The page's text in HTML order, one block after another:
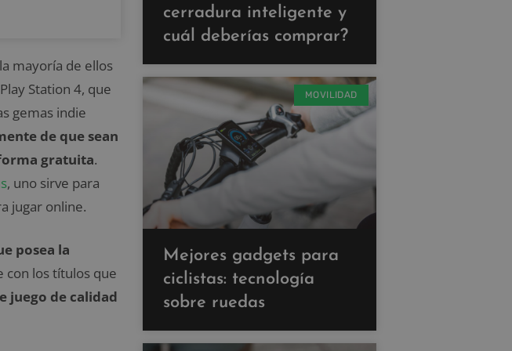
mayoría de ellos
Station 4, que
gemas indie
de que sean
gratuita.
, uno sirve para
jugar online.
posea la
con los títulos que
juego de calidad
cerradura inteligente y
cuál deberías comprar?
MOVILIDAD
Mejores gadgets para
ciclistas: tecnología
sobre ruedas